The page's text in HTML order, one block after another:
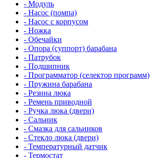
- Модуль
- Насос (помпа)
- Насос c корпусом
- Ножка
- Обечайки
- Опора (суппорт) барабана
- Патрубок
- Подшипник
- Программатор (селектор программ)
- Пружина барабана
- Резина люка
- Ремень приводной
- Ручка люка (двери)
- Сальник
- Смазка для сальников
- Стекло люка (двери)
- Температурный датчик
- Термостат